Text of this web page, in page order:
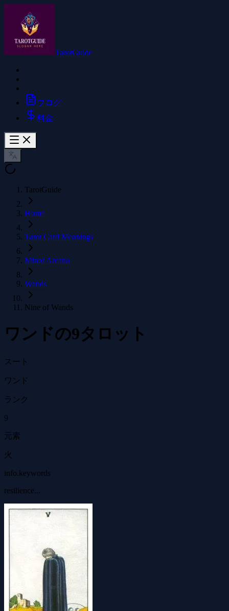
TarotGuide
ブログ
料金
TarotGuide
Home
Tarot Card Meanings
Minor Arcana
Wands
Nine of Wands
ワンドの9タロット
スート
ワンド
ランク
9
元素
火
info.keywords
resilience...